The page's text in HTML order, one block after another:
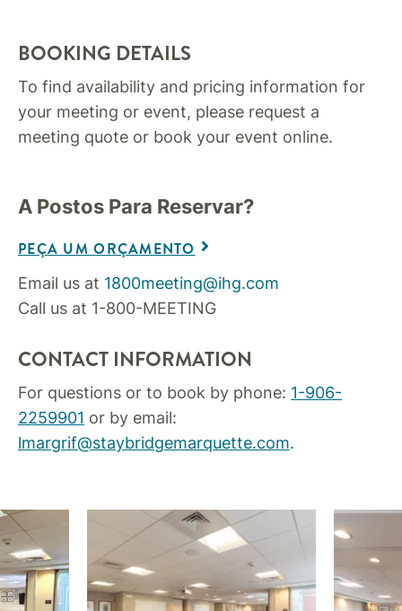
BOOKING DETAILS
To find availability and pricing information for
your meeting or event, please request a
meeting quote or book your event online.
A Postos Para Reservar?
PEÇA UM ORÇAMENTO
Email us at 1800meeting@ihg.com
Call us at 1-800-MEETING
CONTACT INFORMATION
For questions or to book by phone: 1-906-
2259901 or by email:
lmargrif@staybridgemarquette.com.